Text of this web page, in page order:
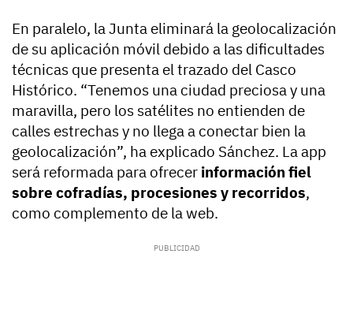
En paralelo, la Junta eliminará la geolocalización
de su aplicación móvil debido a las dificultades
técnicas que presenta el trazado del Casco
Histórico. “Tenemos una ciudad preciosa y una
maravilla, pero los satélites no entienden de
calles estrechas y no llega a conectar bien la
geolocalización”, ha explicado Sánchez. La app
será reformada para ofrecer información fiel
sobre cofradías, procesiones y recorridos,
como complemento de la web.